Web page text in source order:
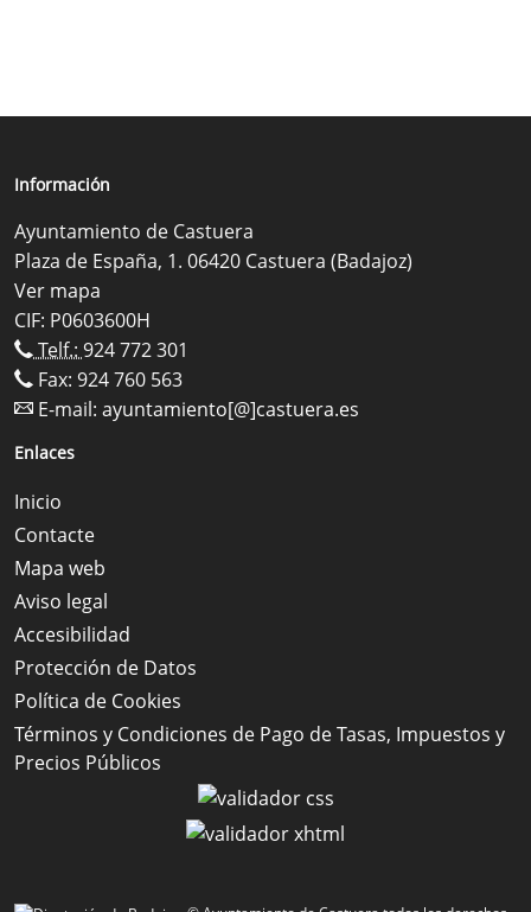
Información
Ayuntamiento de Castuera
Plaza de España, 1. 06420 Castuera (Badajoz)
Ver mapa
CIF: P0603600H
Telf.: 924 772 301
Fax: 924 760 563
E-mail: ayuntamiento[@]castuera.es
Enlaces
Inicio
Contacte
Mapa web
Aviso legal
Accesibilidad
Protección de Datos
Política de Cookies
Términos y Condiciones de Pago de Tasas, Impuestos y
Precios Públicos